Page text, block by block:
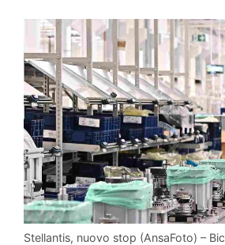
Stellantis, nuovo stop (AnsaFoto) –